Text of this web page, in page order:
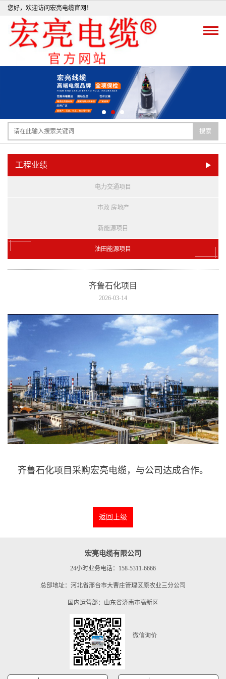
您好，欢迎访问宏亮电缆官网！
搜索
工程业绩
电力交通项目
市政 房地产
新能源项目
油田能源项目
齐鲁石化项目
2026-03-14
齐鲁石化项目采购宏亮电缆，与公司达成合作。
返回上级
宏亮电缆有限公司
24小时业务电话：158-5311-6666
总部地址：河北省邢台市大曹庄管理区原农业三分公司
国内运营部：山东省济南市高新区
微信询价